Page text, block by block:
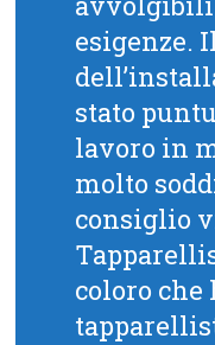
esigenze.
stato
lavoro in
molto
consiglio
coloro che